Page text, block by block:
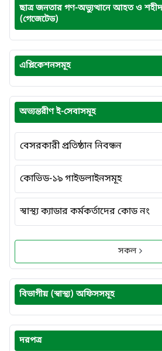
ছাত্র জনতার গণ-অভ্যুত্থানে আহত ও
(গেজেটেড)
এপ্লিকেশনসমূহ
অভ্যন্তরীণ ই-সেবাসমূহ
বেসরকারী প্রতিষ্ঠান নিবন্ধন
কোভিড-১৯ গাইডলাইনসমূহ
স্বাস্থ্য ক্যাডার কর্মকর্তাদের কোড নং
সকল
বিভাগীয় (স্বাস্থ্য) অফিসসমূহ
দরপত্র